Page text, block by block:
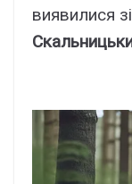
виявилися